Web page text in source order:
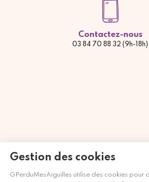
Gestion des cookies
GPerduMesAiguilles utilise des cookies pour
Contactez-nous
03 84 70 88 32 (9h-18h)
Marchand approuvé par la Société des